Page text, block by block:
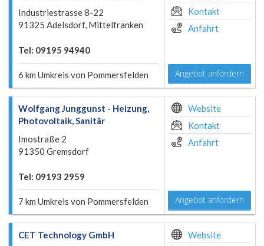
Industriestrasse 8-22
91325 Adelsdorf, Mittelfranken
Tel: 09195 94940
6 km Umkreis von Pommersfelden
Kontakt
Anfahrt
Angebot anfordern
Wolfgang Junggunst - Heizung,
Photovoltaik, Sanitär
Imostraße 2
91350 Gremsdorf
Tel: 09193 2959
7 km Umkreis von Pommersfelden
Website
Kontakt
Anfahrt
Angebot anfordern
CET Technology GmbH
Website